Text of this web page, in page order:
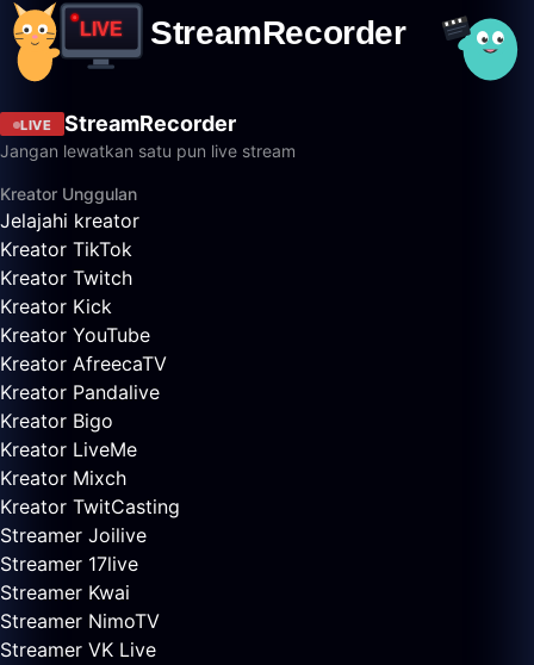
LIVE StreamRecorder
Jangan lewatkan satu pun live stream
Kreator Unggulan
Jelajahi kreator
Kreator TikTok
Kreator Twitch
Kreator Kick
Kreator YouTube
Kreator AfreecaTV
Kreator Pandalive
Kreator Bigo
Kreator LiveMe
Kreator Mixch
Kreator TwitCasting
Streamer Joilive
Streamer 17live
Streamer Kwai
Streamer NimoTV
Streamer VK Live